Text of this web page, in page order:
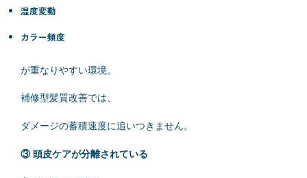
湿度変動
カラー頻度
が重なりやすい環境。
補修型髪質改善では、
ダメージの蓄積速度に追いつきません。
③ 頭皮ケアが分離されている